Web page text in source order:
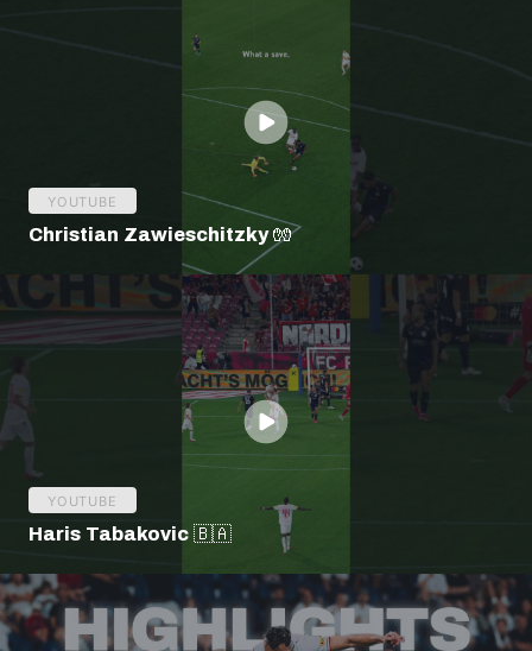
YOUTUBE
Christian Zawieschitzky 🧤
YOUTUBE
Haris Tabakovic 🇧🇦